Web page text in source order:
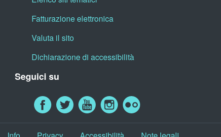
Fatturazione elettronica
Valuta il sito
Dichiarazione di accessibilità
Seguici su